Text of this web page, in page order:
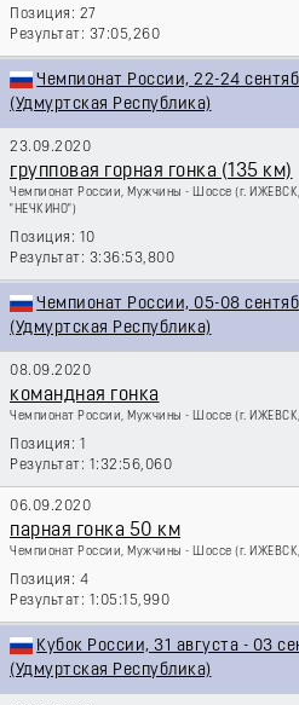
27
37:05,260
Чемпионат России, 22-24
(Удмуртская Республика)
23.09.2020
групповая горная гонка (135 км)
Чемпионат России, Мужчины - Шоссе (г.
"НЕЧКИНО")
10
3:36:53,800
Чемпионат России, 05-08
(Удмуртская Республика)
08.09.2020
командная гонка
Чемпионат России, Мужчины - Шоссе (г.
1
1:32:56,060
06.09.2020
парная гонка 50 км
Чемпионат России, Мужчины - Шоссе (г.
4
1:05:15,990
Кубок России, 31 августа - 03
(Удмуртская Республика)